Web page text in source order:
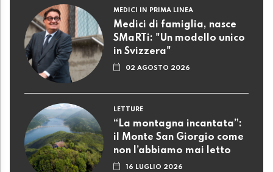
MEDICI IN PRIMA LINEA
Medici di famiglia, nasce
SMaRTi: "Un modello unico
in Svizzera"
02 AGOSTO 2026
LETTURE
“La montagna incantata”:
il Monte San Giorgio come
non l’abbiamo mai letto
16 LUGLIO 2026